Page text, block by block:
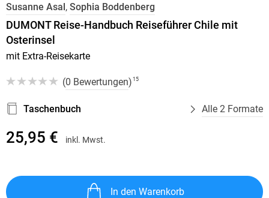
Susanne Asal, Sophia Boddenberg
DUMONT Reise-Handbuch Reiseführer Chile mit
Osterinsel
mit Extra-Reisekarte
(0 Bewertungen) 15
Taschenbuch Alle 2 Formate
25,95 € inkl. Mwst.
In den Warenkorb